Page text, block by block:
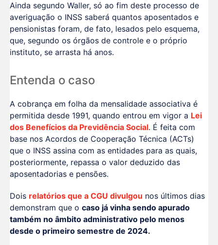
Ainda segundo Waller, só ao fim deste processo de
averiguação o INSS saberá quantos aposentados e
pensionistas foram, de fato, lesados pelo esquema,
que, segundo os órgãos de controle e o próprio
instituto, se arrasta há anos.
Entenda o caso
A cobrança em folha da mensalidade associativa é
permitida desde 1991, quando entrou em vigor a Lei
dos Benefícios da Previdência Social. É feita com
base nos Acordos de Cooperação Técnica (ACTs)
que o INSS assina com as entidades para as quais,
posteriormente, repassa o valor deduzido das
aposentadorias e pensões.
Dois relatórios que a CGU divulgou nos últimos dias
demonstram que o caso já vinha sendo apurado
também no âmbito administrativo pelo menos
desde o primeiro semestre de 2024.